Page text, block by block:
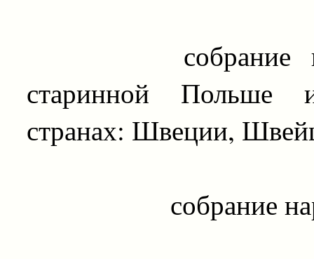
собрание
старинной Польше
странах: Швеции,
собрание